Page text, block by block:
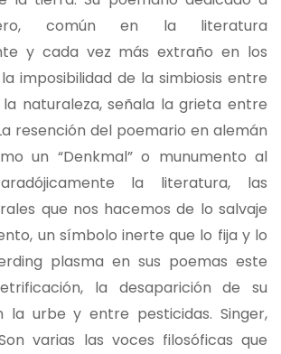
común en la literatura
y cada vez más extraño en los
imposibilidad de la simbiosis entre
naturaleza, señala la grieta entre
resención del poemario en alemán
un “Denkmal” o munumento al
la literatura, las
que nos hacemos de lo salvaje
un símbolo inerte que lo fija y lo
plasma en sus poemas este
la desaparición de su
la urbe y entre pesticidas. Singer,
varias las voces filosóficas que